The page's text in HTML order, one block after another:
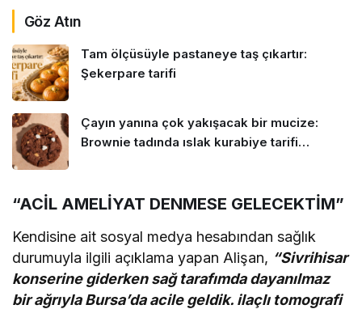
Göz Atın
Tam ölçüsüyle pastaneye taş çıkartır:
Şekerpare tarifi
Çayın yanına çok yakışacak bir mucize:
Brownie tadında ıslak kurabiye tarifi…
“ACİL AMELİYAT DENMESE GELECEKTİM”
Kendisine ait sosyal medya hesabından sağlık
durumuyla ilgili açıklama yapan Alişan, “Sivrihisar
konserine giderken sağ tarafımda dayanılmaz
bir ağrıyla Bursa’da acile geldik. ilaçlı tomografi